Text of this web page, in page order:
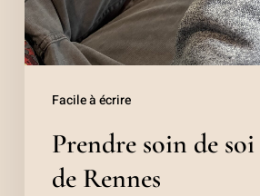
Facile à écrire
Prendre soin de
de Rennes